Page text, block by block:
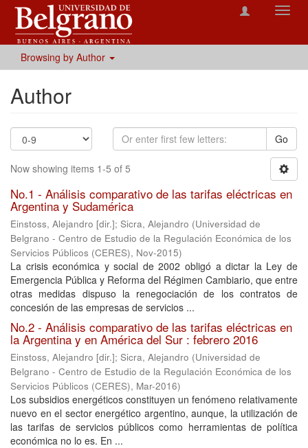
Browsing by Author
Author
Go
Now showing items 1-5 of 5
No.1 - Análisis comparativo de las tarifas eléctricas en
Argentina y Sudamérica
Einstoss, Alejandro [dir.]; Sicra, Alejandro (Universidad de
Belgrano - Centro de Estudio de la Regulación Económica de los
Servicios Públicos (CERES), Nov-2015)
La crisis económica y social de 2002 obligó a dictar la Ley de
Emergencia Pública y Reforma del Régimen Cambiario, que entre
otras medidas dispuso la renegociación de los contratos de
concesión de las empresas de servicios ...
No.2 - Análisis comparativo de las tarifas eléctricas en
la Argentina y en América del Sur : febrero 2016
Einstoss, Alejandro [dir.]; Sicra, Alejandro (Universidad de
Belgrano - Centro de Estudio de la Regulación Económica de los
Servicios Públicos (CERES), Mar-2016)
Los subsidios energéticos constituyen un fenómeno relativamente
nuevo en el sector energético argentino, aunque, la utilización de
las tarifas de servicios públicos como herramientas de política
económica no lo es. En ...